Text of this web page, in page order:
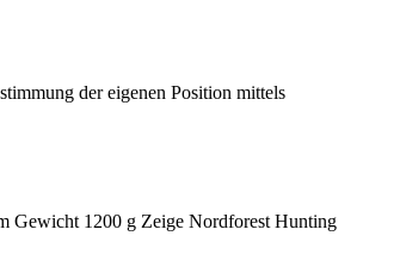
der eigenen Position mittels
Gewicht 1200 g Zeige Nordforest Hunting